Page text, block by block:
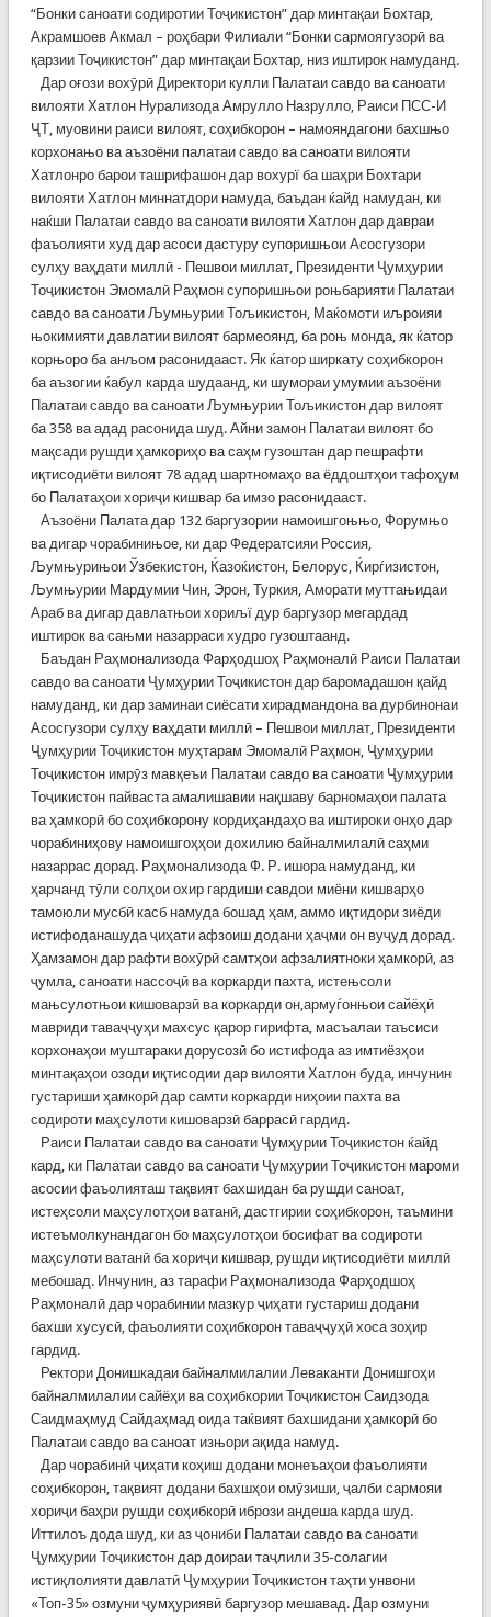
“Бонки саноати содиротии Тоҷикистон” дар минтақаи Бохтар,
Акрамшоев Акмал – роҳбари Филиали “Бонки сармоягузорӣ ва
қарзии Тоҷикистон” дар минтақаи Бохтар, низ иштирок намуданд.
Дар оғози вохӯрӣ Директори кулли Палатаи савдо ва саноати
вилояти Хатлон Нурализода Амрулло Назрулло, Раиси ПСС-И
ҶТ, муовини раиси вилоят, соҳибкорон – намояндагони бахшњо
корхонањо ва аъзоёни палатаи савдо ва саноати вилояти
Хатлонро барои ташрифашон дар вохурї ба шаҳри Бохтари
вилояти Хатлон миннатдори намуда, баъдан ќайд намудан, ки
наќши Палатаи савдо ва саноати вилояти Хатлон дар давраи
фаъолияти худ дар асоси дастуру супоришњои Асосгузори
сулҳу ваҳдати миллӣ - Пешвои миллат, Президенти Ҷумҳурии
Тоҷикистон Эмомалӣ Раҳмон супоришњои роњбарияти Палатаи
савдо ва саноати Љумњурии Тољикистон, Маќомоти иљроияи
њокимияти давлатии вилоят бармеоянд, ба роњ монда, як ќатор
корњоро ба анљом расонидааст. Як ќатор ширкату соҳибкорон
ба аъзогии ќабул карда шудаанд, ки шумораи умумии аъзоёни
Палатаи савдо ва саноати Љумњурии Тољикистон дар вилоят
ба 358 ва адад расонида шуд. Айни замон Палатаи вилоят бо
мақсади рушди ҳамкориҳо ва саҳм гузоштан дар пешрафти
иқтисодиёти вилоят 78 адад шартномаҳо ва ёддоштҳои тафоҳум
бо Палатаҳои хориҷи кишвар ба имзо расонидааст.
Аъзоёни Палата дар 132 баргузории намоишгоњњо, Форумњо
ва дигар чорабинињое, ки дар Федератсияи Россия,
Љумњурињои Ўзбекистон, Ќазоќистон, Белорус, Ќирѓизистон,
Љумњурии Мардумии Чин, Эрон, Туркия, Аморати муттањидаи
Араб ва дигар давлатњои хориљї дур баргузор мегардад
иштирок ва сањми назарраси худро гузоштаанд.
Баъдан Раҳмонализода Фарҳодшоҳ Раҳмоналӣ Раиси Палатаи
савдо ва саноати Ҷумҳурии Тоҷикистон дар баромадашон қайд
намуданд, ки дар заминаи сиёсати хирадмандона ва дурбинонаи
Асосгузори сулҳу ваҳдати миллӣ – Пешвои миллат, Президенти
Ҷумҳурии Тоҷикистон муҳтарам Эмомалӣ Раҳмон, Ҷумҳурии
Тоҷикистон имрӯз мавқеъи Палатаи савдо ва саноати Ҷумҳурии
Тоҷикистон пайваста амалишавии нақшаву барномаҳои палата
ва ҳамкорӣ бо соҳибкорону кордиҳандаҳо ва иштироки онҳо дар
чорабиниҳову намоишгоҳҳои дохилию байналмилалӣ саҳми
назаррас дорад. Раҳмонализода Ф. Р. ишора намуданд, ки
ҳарчанд тӯли солҳои охир гардиши савдои миёни кишварҳо
тамоюли мусбӣ касб намуда бошад ҳам, аммо иқтидори зиёди
истифоданашуда ҷиҳати афзоиш додани ҳаҷми он вуҷуд дорад.
Ҳамзамон дар рафти вохӯрӣ самтҳои афзалиятноки ҳамкорӣ, аз
ҷумла, саноати нассоҷӣ ва коркарди пахта, истењсоли
мањсулотњои кишоварзӣ ва коркарди он,армуѓонњои сайёҳӣ
мавриди таваҷҷуҳи махсус қарор гирифта, масъалаи таъсиси
корхонаҳои муштараки дорусозӣ бо истифода аз имтиёзҳои
минтақаҳои озоди иқтисодии дар вилояти Хатлон буда, инчунин
густариши ҳамкорӣ дар самти коркарди ниҳоии пахта ва
содироти маҳсулоти кишоварзӣ баррасӣ гардид.
Раиси Палатаи савдо ва саноати Ҷумҳурии Тоҷикистон ќайд
кард, ки Палатаи савдо ва саноати Ҷумҳурии Тоҷикистон мароми
асосии фаъолияташ тақвият бахшидан ба рушди саноат,
истеҳсоли маҳсулотҳои ватанӣ, дастгирии соҳибкорон, таъмини
истеъмолкунандагон бо маҳсулотҳои босифат ва содироти
маҳсулоти ватанӣ ба хориҷи кишвар, рушди иқтисодиёти миллӣ
мебошад. Инчунин, аз тарафи Раҳмонализода Фарҳодшоҳ
Раҳмоналӣ дар чорабинии мазкур ҷиҳати густариш додани
бахши хусусӣ, фаъолияти соҳибкорон таваҷҷуҳӣ хоса зоҳир
гардид.
Ректори Донишкадаи байналмилалии Леваканти Донишгоҳи
байналмилалии сайёҳи ва соҳибкории Тоҷикистон Саидзода
Саидмаҳмуд Сайдаҳмад оида таќвият бахшидани ҳамкорӣ бо
Палатаи савдо ва саноат изњори ақида намуд.
Дар чорабинӣ ҷиҳати коҳиш додани монеъаҳои фаъолияти
соҳибкорон, тақвият додани бахшҳои омӯзиши, ҷалби сармояи
хориҷи баҳри рушди соҳибкорӣ ибрози андеша карда шуд.
Иттилоъ дода шуд, ки аз ҷониби Палатаи савдо ва саноати
Ҷумҳурии Тоҷикистон дар доираи таҷлили 35-солагии
истиқлолияти давлатӣ Ҷумҳурии Тоҷикистон таҳти унвони
«Топ-35» озмуни ҷумҳуриявӣ баргузор мешавад. Дар озмуни